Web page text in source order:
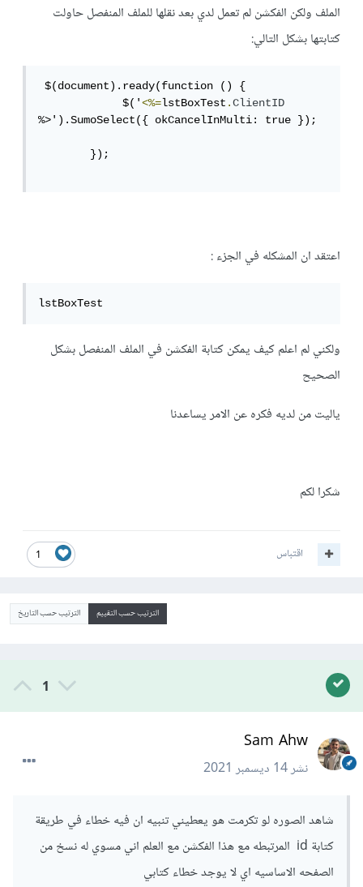
الملف ولكن الفكشن لم تعمل لدي بعد نقلها للملف المنفصل حاولت
كتابتها بشكل التالي:
$(document).ready(function () {
             $('
<%=lstBoxTest.ClientID
%>').SumoSelect({ okCancelInMulti: true });
        });
اعتقد ان المشكله في الجزء :
lstBoxTest
ولكني لم اعلم كيف يمكن كتابة الفكشن في الملف المنفصل بشكل
الصحيح
ياليت من لديه فكره عن الامر يساعدنا
شكرا لكم
1 اقتباس
الترتيب حسب التقييم الترتيب حسب التاريخ
1
Sam Ahw
نشر14 ديسمبر 2021
شاهد الصوره لو تكرمت هو يعطيني تنبيه ان فيه خطاء في طريقة
كتابة id المرتبطه مع هذا الفكشن مع العلم اني مسوي له نسخ من
الصفحه الاساسيه اي لا يوجد خطاء كتابي